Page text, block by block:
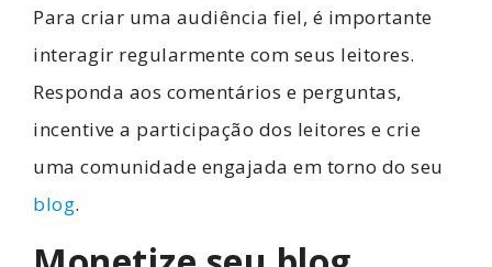
Para criar uma audiência fiel, é importante
interagir regularmente com seus leitores.
Responda aos comentários e perguntas,
incentive a participação dos leitores e crie
uma comunidade engajada em torno do seu
blog.